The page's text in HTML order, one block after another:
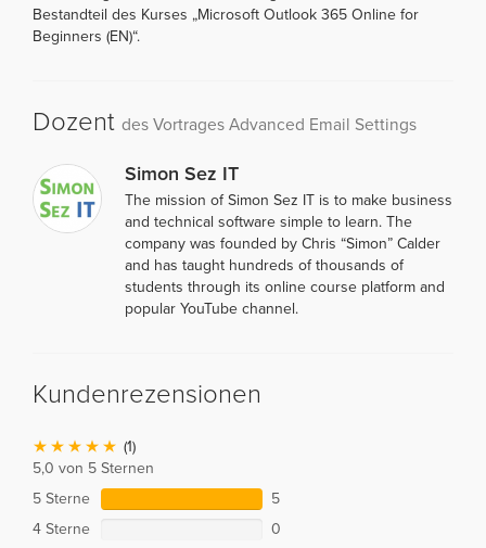
Bestandteil des Kurses „Microsoft Outlook 365 Online for
Beginners (EN)“.
Dozent des Vortrages Advanced Email Settings
Simon Sez IT
The mission of Simon Sez IT is to make business
and technical software simple to learn. The
company was founded by Chris “Simon” Calder
and has taught hundreds of thousands of
students through its online course platform and
popular YouTube channel.
Kundenrezensionen
(1)
5,0 von 5 Sternen
5 Sterne
5
4 Sterne
0